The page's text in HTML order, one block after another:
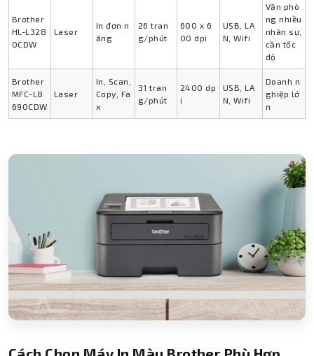
Brother
HL-L328
0CDW
Laser
In đơn n
ăng
26 tran
g/phút
600 x 6
00 dpi
USB, LA
N, Wifi
Văn phò
ng nhiều
nhân sự,
cần tốc
độ
Brother
MFC-L8
690CDW
Laser
In, Scan,
Copy, Fa
x
31 tran
g/phút
2400 dp
i
USB, LA
N, Wifi
Doanh n
ghiệp lớ
n